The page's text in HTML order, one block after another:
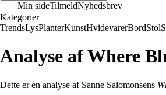
Min sideTilmeldNyhedsbrev
Kategorier
TrendsLysPlanterKunstHvidevarerBordStol
Analyse af Where
Dette er en analyse af Sanne Salomonsens